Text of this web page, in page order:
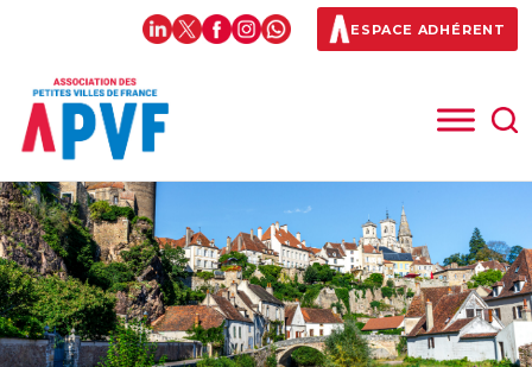
ESPACE ADHÉRENT